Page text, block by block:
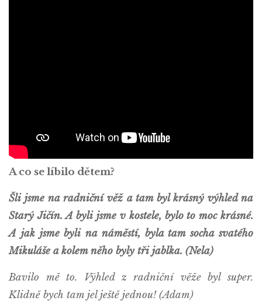
A co se líbilo dětem?
Šli jsme na radniční věž a tam byl krásný výhled na
Starý Jičín. A byli jsme v kostele, bylo to moc krásné.
A jak jsme byli na náměstí, byla tam socha svatého
Mikuláše a kolem něho byly tři jablka. (Nela)
Bavilo mě to. Výhled z radniční věže byl super.
Klidně bych tam jel ještě jednou! (Adam)